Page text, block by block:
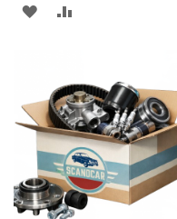
ZUR